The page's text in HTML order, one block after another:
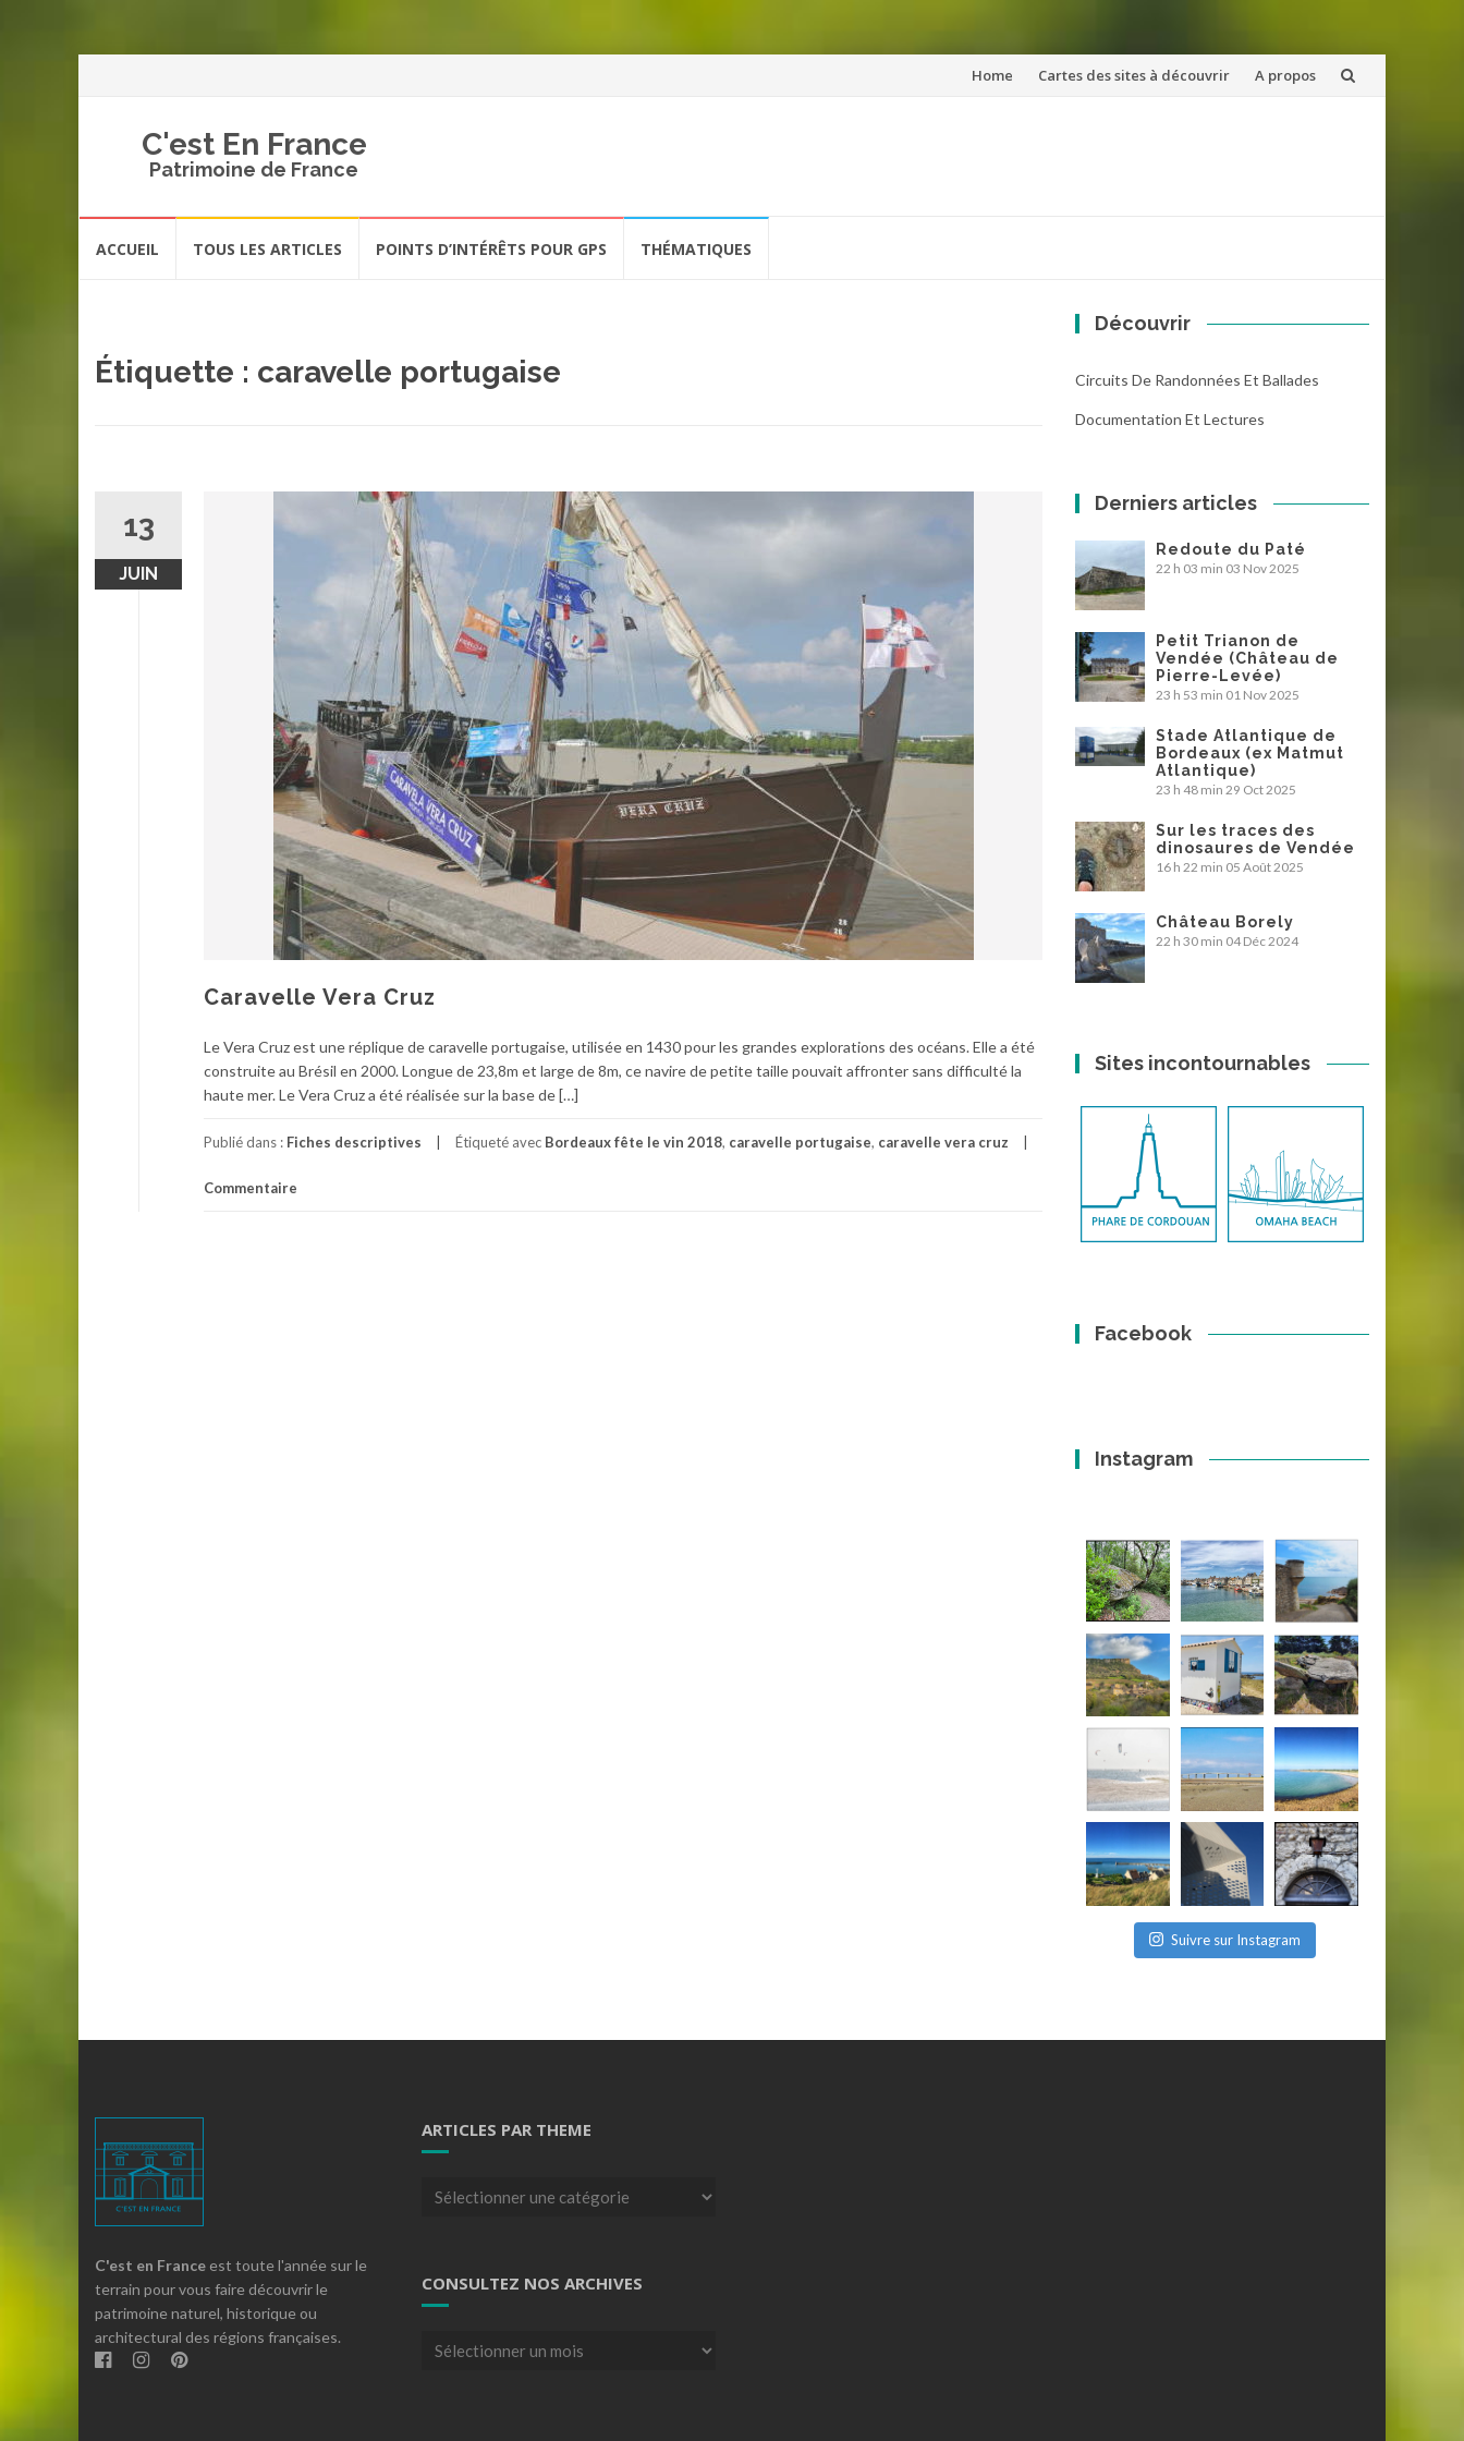
Aller
Home Cartes des sites à découvrir A propos
C'est En France
Patrimoine de France
ACCUEIL TOUS LES ARTICLES POINTS D’INTÉRÊTS POUR GPS THÉMATIQUES
Étiquette : caravelle portugaise
13
JUIN
Caravelle Vera Cruz
Le Vera Cruz est une réplique de caravelle portugaise, utilisée en 1430 pour les grandes explorations des océans. Elle a été
construite au Brésil en 2000. Longue de 23,8m et large de 8m, ce navire de petite taille pouvait affronter sans difficulté la
haute mer. Le Vera Cruz a été réalisée sur la base de […]
Publié dans : Fiches descriptives Étiqueté avec Bordeaux fête le vin 2018, caravelle portugaise, caravelle vera cruz
Commentaire
Découvrir
Circuits De Randonnées Et Ballades
Documentation Et Lectures
Derniers articles
Redoute du Paté
22 h 03 min 03 Nov 2025
Petit Trianon de
Vendée (Château de
Pierre-Levée)
23 h 53 min 01 Nov 2025
Stade Atlantique de
Bordeaux (ex Matmut
Atlantique)
23 h 48 min 29 Oct 2025
Sur les traces des
dinosaures de Vendée
16 h 22 min 05 Août 2025
Château Borely
22 h 30 min 04 Déc 2024
Sites incontournables
Facebook
Instagram
Suivre sur Instagram
C'est en France est toute l'année sur le
terrain pour vous faire découvrir le
patrimoine naturel, historique ou
architectural des régions françaises.
ARTICLES PAR THEME
Articles
CONSULTEZ NOS ARCHIVES
Consultez